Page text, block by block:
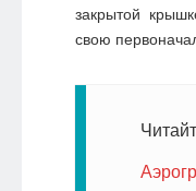
закрытой
свою